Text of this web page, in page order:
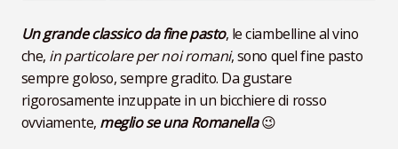
Un grande classico da fine pasto, le ciambelline al vino
che, in particolare per noi romani, sono quel fine pasto
sempre goloso, sempre gradito. Da gustare
rigorosamente inzuppate in un bicchiere di rosso
ovviamente, meglio se una Romanella😉